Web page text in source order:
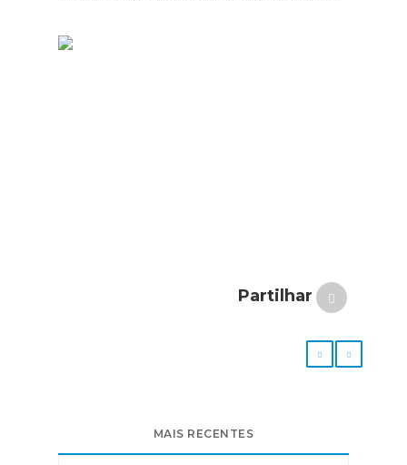
Partilhar
MAIS RECENTES